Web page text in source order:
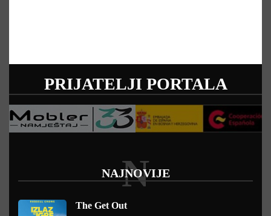
PRIJATELJI PORTALA
NAJNOVIJE
N
The Get Out